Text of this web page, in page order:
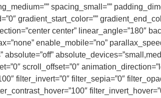
spacing_small=””
gradient_start_color=””
center” linear_angle=”180″
enable_mobile=”no”
scroll_offset=”0″
filter_invert=”0″ filter_sepia=”0″